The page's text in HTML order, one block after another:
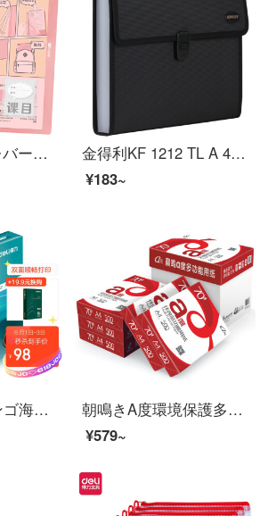
金得利A 4回転レバー試験用紙SJ 009 DIY科目ラベル学生用巻物整理神器透明抽选棒レポートピンクとブルーの白米をランダムに配布します。
金得利KF 1212 TL A 4ニット柄多层分类フォルダ13格オルガンバッグビジネス公文書の書類は中学生のノート用紙を収納します。
¥183~
得力（deli）サンゴ海80 g A 4コピー用紙中段タイプ印刷用紙500枚/5包1箱（箱2500枚）
朝鳴きA度環境保護多機能コピー用紙70 G A 500枚/5パック/箱（2500枚/箱）
¥579~